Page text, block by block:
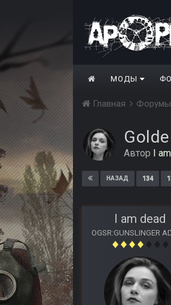
МОДЫ
Главная Форумы
Автор I
НАЗАД 134
I am dead
OGSR:GUNSLINGER